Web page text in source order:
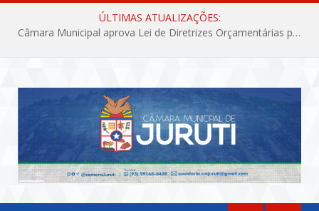
ÚLTIMAS ATUALIZAÇÕES:
Câmara Municipal aprova Lei de Diretrizes Orçamentárias para o exercício financeiro de 2027